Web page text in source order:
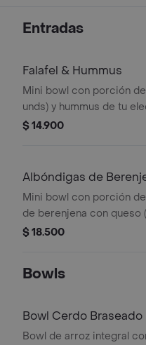
Entradas
Falafel & Hummus
Mini bowl con porción
unds) y hummus de tu
$ 14.900
Albóndigas de
Hummus
Mini bowl con porción
de berenjena con queso
hummus de tu elección.
$ 18.500
Bowls
Bowl Cerdo Braseado
Bowl de arroz integral